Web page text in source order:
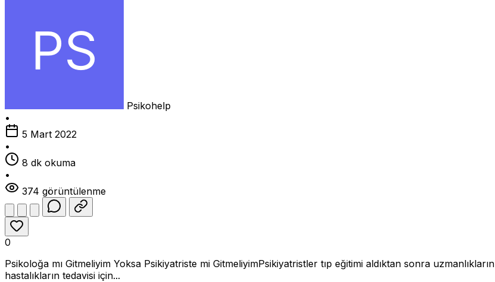
Psikohelp
•
5 Mart 2022
•
8 dk okuma
•
374 görüntülenme
0
Psikoloğa mı Gitmeliyim Yoksa Psikiyatriste mi GitmeliyimPsikiyatristler tıp eğitimi aldıktan sonra
hastalıkların tedavisi için...